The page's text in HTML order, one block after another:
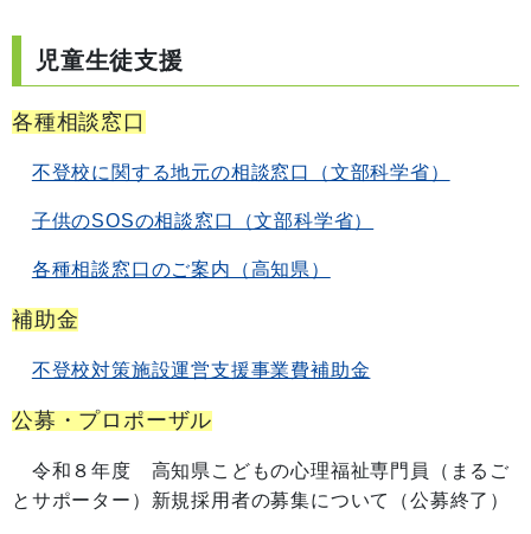
児童生徒支援
各種相談窓口
不登校に関する地元の相談窓口（文部科学省）
子供のSOSの相談窓口（文部科学省）
各種相談窓口のご案内（高知県）
補助金
不登校対策施設運営支援事業費補助金
公募・プロポーザル
令和８年度 高知県こどもの心理福祉専門員（まるご
とサポーター）新規採用者の募集について（公募終了）